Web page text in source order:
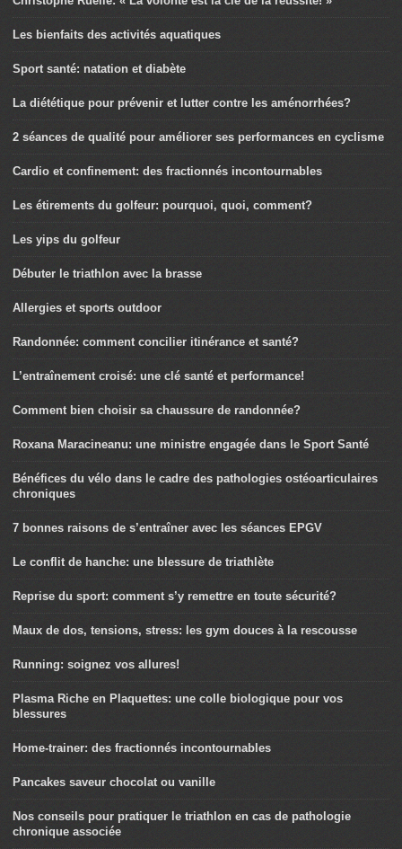
Les bienfaits des activités aquatiques
Sport santé: natation et diabète
La diététique pour prévenir et lutter contre les aménorrhées?
2 séances de qualité pour améliorer ses performances en cyclisme
Cardio et confinement: des fractionnés incontournables
Les étirements du golfeur: pourquoi, quoi, comment?
Les yips du golfeur
Débuter le triathlon avec la brasse
Allergies et sports outdoor
Randonnée: comment concilier itinérance et santé?
L’entraînement croisé: une clé santé et performance!
Comment bien choisir sa chaussure de randonnée?
Roxana Maracineanu: une ministre engagée dans le Sport Santé
Bénéfices du vélo dans le cadre des pathologies ostéoarticulaires
chroniques
7 bonnes raisons de s’entraîner avec les séances EPGV
Le conflit de hanche: une blessure de triathlète
Reprise du sport: comment s’y remettre en toute sécurité?
Maux de dos, tensions, stress: les gym douces à la rescousse
Running: soignez vos allures!
Plasma Riche en Plaquettes: une colle biologique pour vos
blessures
Home-trainer: des fractionnés incontournables
Pancakes saveur chocolat ou vanille
Nos conseils pour pratiquer le triathlon en cas de pathologie
chronique associée